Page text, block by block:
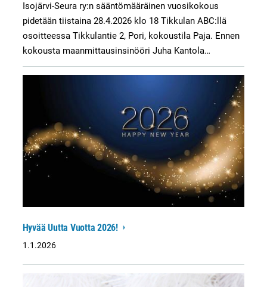
Isojärvi-Seura ry:n sääntömääräinen vuosikokous
pidetään tiistaina 28.4.2026 klo 18 Tikkulan ABC:llä
osoitteessa Tikkulantie 2, Pori, kokoustila Paja. Ennen
kokousta maanmittausinsinööri Juha Kantola…
Hyvää Uutta Vuotta 2026!
1.1.2026